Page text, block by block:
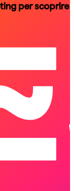
per scoprire